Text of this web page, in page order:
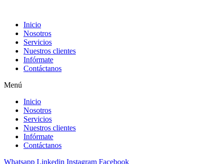
Inicio
Nosotros
Servicios
Nuestros clientes
Infórmate
Contáctanos
Menú
Inicio
Nosotros
Servicios
Nuestros clientes
Infórmate
Contáctanos
Whatsapp Linkedin Instagram Facebook